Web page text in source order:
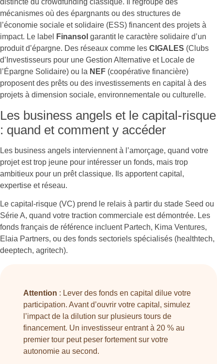
distincte du crowdfunding classique. Il regroupe des
mécanismes où des épargnants ou des structures de
l’économie sociale et solidaire (ESS) financent des projets à
impact. Le label
Finansol garantit le caractère solidaire d’un
produit d’épargne. Des réseaux comme les CIGALES (Clubs
d’Investisseurs pour une Gestion Alternative et Locale de
l’Épargne Solidaire) ou la NEF (coopérative financière)
proposent des prêts ou des investissements en capital à des
projets à dimension sociale, environnementale ou culturelle.
Les business angels et le capital-risque
: quand et comment y accéder
Les business angels interviennent à l’amorçage, quand votre
projet est trop jeune pour intéresser un fonds, mais trop
ambitieux pour un prêt classique. Ils apportent capital,
expertise et réseau.
Le capital-risque (VC) prend le relais à partir du stade Seed ou
Série A, quand votre traction commerciale est démontrée. Les
fonds français de référence incluent Partech, Kima Ventures,
Elaia Partners, ou des fonds sectoriels spécialisés (healthtech,
deeptech, agritech).
Attention : Lever des fonds en capital dilue votre
participation. Avant d’ouvrir votre capital, simulez
l’impact de la dilution sur plusieurs tours de
financement. Un investisseur entrant à 20 % au
premier tour peut peser fortement sur votre
autonomie au second.